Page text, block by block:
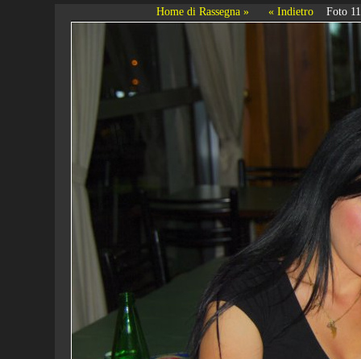
Home di Rassegna » « Indietro Foto